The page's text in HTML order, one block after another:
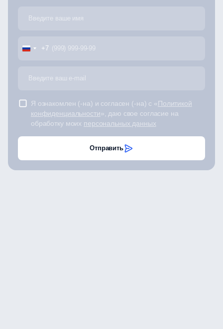
+7
Я ознакомлен (-на) и согласен (-на) с «Политикой
конфиденциальности», даю свое согласие на
обработку моих персональных данных
Отправить